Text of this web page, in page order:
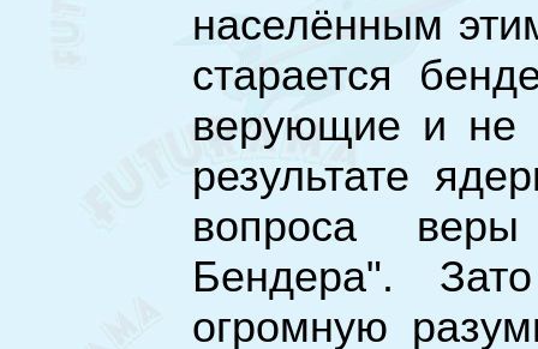
населённым
старается
верующие и не
результате
вопроса
Бендера".
огромную